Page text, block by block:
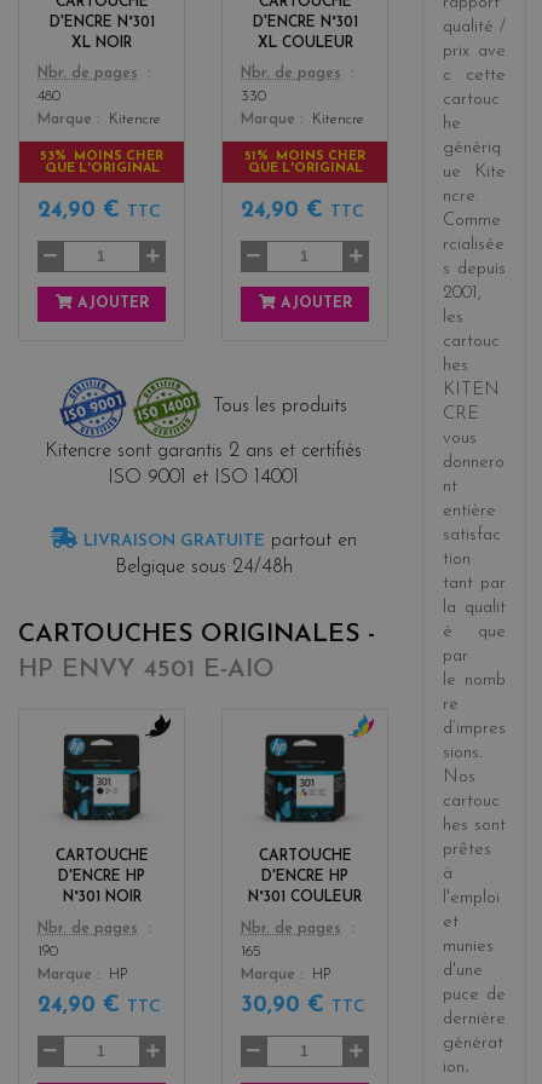
D'ENCRE N°301
XL NOIR
Color
Nbr. de pages
480
Marque
Kitencre
53% MOINS CHER
QUE L'ORIGINAL
24,90 € TTC
AJOUTER
D'ENCRE N°301
XL COULEUR
Color
s
Nbr. de pages
330
Marque
Kitencre
51% MOINS CHER
QUE L'ORIGINAL
24,90 € TTC
AJOUTER
Tous les produits
Kitencre sont garantis 2 ans et certifiés
ISO 9001 et ISO 14001
LIVRAISON GRATUITE partout en
Belgique sous 24/48h
CARTOUCHES ORIGINALES -
HP ENVY 4501 E-AIO
CARTOUCHE
D'ENCRE HP
N°301 NOIR
Color
k
Nbr. de pages
190
Marque
HP
24,90 € TTC
CARTOUCHE
D'ENCRE HP
N°301 COULEUR
Color
r
Nbr. de pages
165
Marque
HP
30,90 € TTC
qualité /
prix ave
c cette
cartouc
he
génériq
ue
Kite
ncre.
Comme
rcialisée
s depuis
2001 ,
les
cartouc
hes
KITEN
CRE
vous
donnero
nt
entière
satisfac
tion
tant par
la qualit
é que
par
le nomb
re
d’impres
sions.
Nos
cartouc
hes sont
prêtes
à
l'emploi
et
munies
d'une
puce de
dernière
générat
ion.